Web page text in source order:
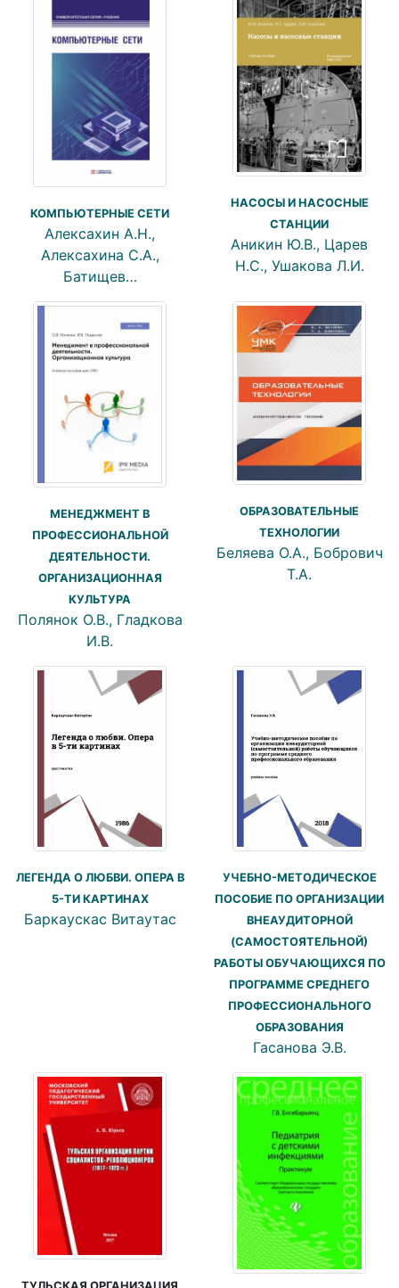
КОМПЬЮТЕРНЫЕ СЕТИ
Алексахин А.Н.,
Алексахина С.А.,
Батищев…
НАСОСЫ И НАСОСНЫЕ
СТАНЦИИ
Аникин Ю.В., Царев
Н.С., Ушакова Л.И.
МЕНЕДЖМЕНТ В
ПРОФЕССИОНАЛЬНОЙ
ДЕЯТЕЛЬНОСТИ.
ОРГАНИЗАЦИОННАЯ
КУЛЬТУРА
Полянок О.В., Гладкова
И.В.
ОБРАЗОВАТЕЛЬНЫЕ
ТЕХНОЛОГИИ
Беляева О.А., Бобрович
Т.А.
ЛЕГЕНДА О ЛЮБВИ. ОПЕРА В
5-ТИ КАРТИНАХ
Баркаускас Витаутас
УЧЕБНО-МЕТОДИЧЕСКОЕ
ПОСОБИЕ ПО ОРГАНИЗАЦИИ
ВНЕАУДИТОРНОЙ
(САМОСТОЯТЕЛЬНОЙ)
РАБОТЫ ОБУЧАЮЩИХСЯ ПО
ПРОГРАММЕ СРЕДНЕГО
ПРОФЕССИОНАЛЬНОГО
ОБРАЗОВАНИЯ
Гасанова Э.В.